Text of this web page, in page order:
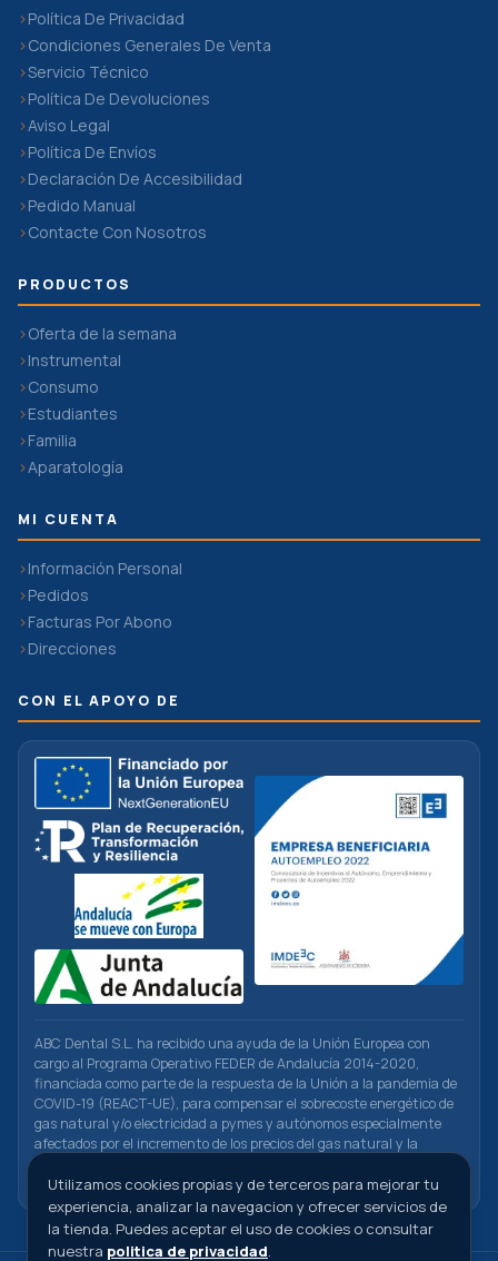
Política De Privacidad
Condiciones Generales De Venta
Servicio Técnico
Política De Devoluciones
Aviso Legal
Política De Envíos
Declaración De Accesibilidad
Pedido Manual
Contacte Con Nosotros
PRODUCTOS
Oferta de la semana
Instrumental
Consumo
Estudiantes
Familia
Aparatología
MI CUENTA
Información Personal
Pedidos
Facturas Por Abono
Direcciones
CON EL APOYO DE
ABC Dental S.L. ha recibido una ayuda de la Unión Europea con
cargo al Programa Operativo FEDER de Andalucía 2014-2020,
financiada como parte de la respuesta de la Unión a la pandemia de
COVID-19 (REACT-UE), para compensar el sobrecoste energético de
gas natural y/o electricidad a pymes y autónomos especialmente
afectados por el incremento de los precios del gas natural y la
electricidad provocados por el impacto de la guerra de agresión de
Rusia contra Ucrania.
Utilizamos cookies propias y de terceros para mejorar tu
experiencia, analizar la navegacion y ofrecer servicios de
la tienda. Puedes aceptar el uso de cookies o consultar
nuestra politica de privacidad.